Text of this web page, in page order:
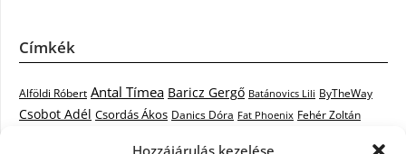
Hozzájárulás kezelése
Címkék
Alföldi Róbert Antal Tímea Baricz Gergő Batánovics Lili ByTheWay
Csobot Adél Csordás Ákos Danics Dóra Fat Phoenix Fehér Zoltán